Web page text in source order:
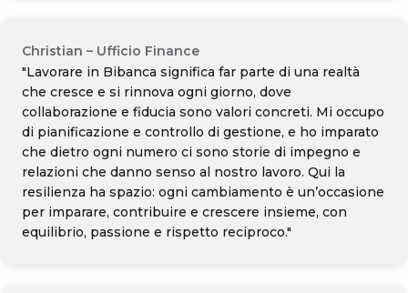
Christian – Ufficio Finance
"Lavorare in Bibanca significa far parte di una realtà
che cresce e si rinnova ogni giorno, dove
collaborazione e fiducia sono valori concreti. Mi occupo
di pianificazione e controllo di gestione, e ho imparato
che dietro ogni numero ci sono storie di impegno e
relazioni che danno senso al nostro lavoro. Qui la
resilienza ha spazio: ogni cambiamento è un’occasione
per imparare, contribuire e crescere insieme, con
equilibrio, passione e rispetto reciproco."